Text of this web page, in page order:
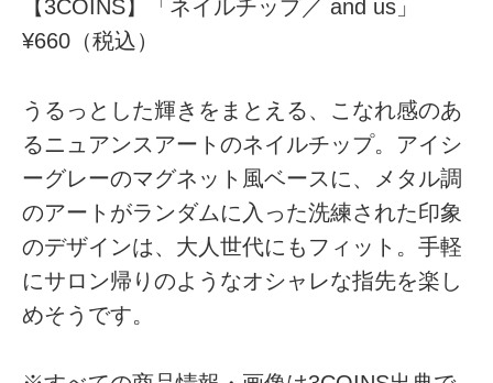
【3COINS】「ネイルチップ／ and us」
¥660（税込）
うるっとした輝きをまとえる、こなれ感のあ
るニュアンスアートのネイルチップ。アイシ
ーグレーのマグネット風ベースに、メタル調
のアートがランダムに入った洗練された印象
のデザインは、大人世代にもフィット。手軽
にサロン帰りのようなオシャレな指先を楽し
めそうです。